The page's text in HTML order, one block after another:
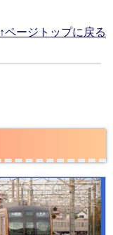
↑ページトップに戻る